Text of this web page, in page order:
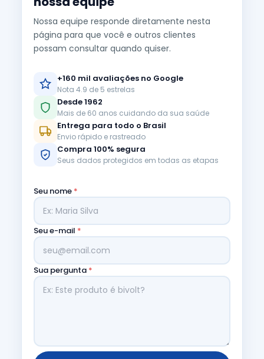
Nossa equipe responde diretamente nesta
página para que você e outros clientes
possam consultar quando quiser.
+160 mil avaliações no Google
Nota 4.9 de 5 estrelas
Desde 1962
Mais de 60 anos cuidando da sua saúde
Entrega para todo o Brasil
Envio rápido e rastreado
Compra 100% segura
Seus dados protegidos em todas as etapas
Seu nome *
Seu e-mail *
Sua pergunta *